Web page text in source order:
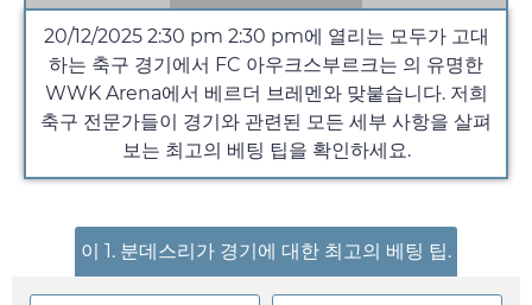
20/12/2025 2:30 pm 2:30 pm에 열리는 모두가 고대
하는 축구 경기에서 FC 아우크스부르크는 의 유명한
WWK Arena에서 베르더 브레멘와 맞붙습니다. 저희
축구 전문가들이 경기와 관련된 모든 세부 사항을 살펴
보는 최고의 베팅 팁을 확인하세요.
이 1. 분데스리가 경기에 대한 최고의 베팅 팁.